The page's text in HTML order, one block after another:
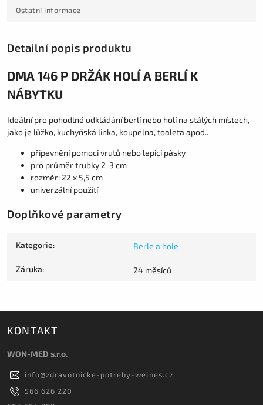
Ostatní informace
Detailní popis produktu
DMA 146 P DRŽÁK HOLÍ A BERLÍ K
NÁBYTKU
Ideální pro pohodlné odkládání berlí nebo holí na stálých místech,
jako je lůžko, kuchyňská linka, koupelna, toaleta apod..
připevnění pomocí vrutů nebo lepící pásky
pro průměr trubky 2-3 cm
rozměr: 22 x 5,5 cm
univerzální použití
Doplňkové parametry
Kategorie: Berle a hole
Záruka: 24 měsíců
KONTAKT
WON-MED s.r.o.
info@zdravotnicke-potreby-welnes.cz
566 626 220